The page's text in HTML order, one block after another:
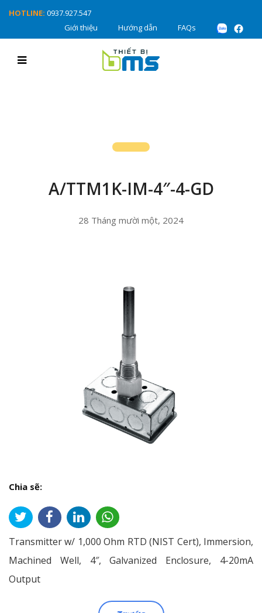
HOTLINE: 0937.927.547
Giới thiệu
Hướng dẫn FAQs
A/TTM1K-IM-4″-4-GD
28 Tháng mười một, 2024
Chia sẽ:
Transmitter w/ 1,000 Ohm RTD (NIST Cert), Immersion,
Machined Well, 4″, Galvanized Enclosure, 4-20mA
Output